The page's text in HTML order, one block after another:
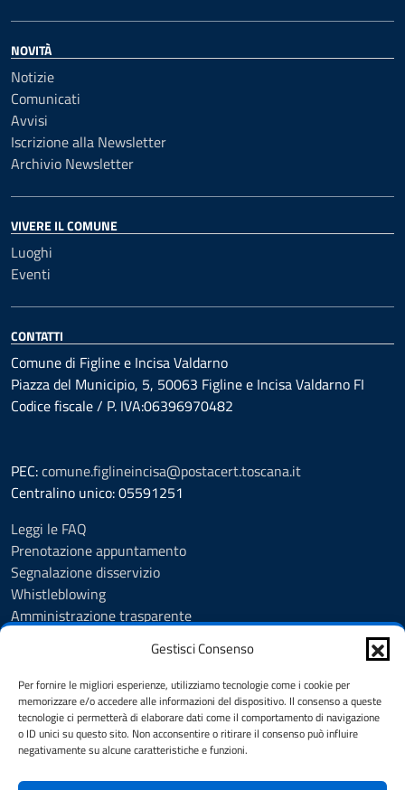
Gestisci Consenso
Per fornire le migliori esperienze, utilizziamo tecnologie come i cookie per
memorizzare e/o accedere alle informazioni del dispositivo. Il consenso a queste
tecnologie ci permetterà di elaborare dati come il comportamento di navigazione
o ID unici su questo sito. Non acconsentire o ritirare il consenso può influire
negativamente su alcune caratteristiche e funzioni.
NOVITÀ
Notizie
Comunicati
Avvisi
Iscrizione alla Newsletter
Archivio Newsletter
VIVERE IL COMUNE
Luoghi
Eventi
CONTATTI
Comune di Figline e Incisa Valdarno
Piazza del Municipio, 5, 50063 Figline e Incisa Valdarno FI
Codice fiscale / P. IVA:06396970482
PEC:comune.figlineincisa@postacert.toscana.it
Centralino unico: 05591251
Leggi le FAQ
Prenotazione appuntamento
Segnalazione disservizio
Whistleblowing
Amministrazione trasparente
Albo Pretorio
Cookie Policy
Informativa privacy
Dichiarazione di accessibilità